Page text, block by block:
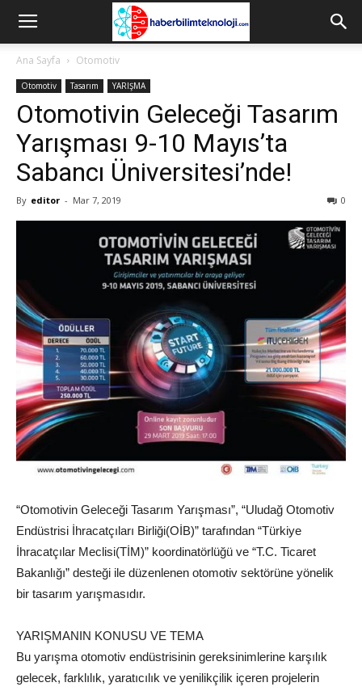
Ana Sayfa Otomotiv
Otomotiv Tasarım YARIŞMA
Otomotivin Geleceği Tasarım
Yarışması 9-10 Mayıs’ta
Sabancı Üniversitesi’nde!
By editor - Mar 7, 2019 0
“Otomotivin Geleceği Tasarım Yarışması”, “Uludağ Otomotiv
Endüstrisi İhracatçıları Birliği(OİB)” tarafından “Türkiye
İhracatçılar Meclisi(TİM)” koordinatörlüğü ve “T.C. Ticaret
Bakanlığı” desteği ile düzenlenen otomotiv sektörüne yönelik
bir tasarım yarışmasıdır.
YARIŞMANIN KONUSU VE TEMA
Bu yarışma otomotiv endüstrisinin gereksinimlerine karşılık
gelecek, farklılık, yaratıcılık ve yenilikçilik içeren projelerin